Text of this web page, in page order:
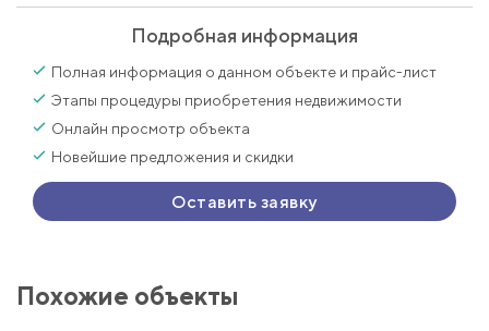
Подробная информация
Полная информация о данном объекте и прайс-лист
Этапы процедуры приобретения недвижимости
Онлайн просмотр объекта
Новейшие предложения и скидки
Оставить заявку
Похожие объекты